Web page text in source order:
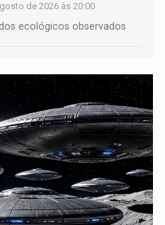
de 2026 às 20:00
ecológicos observados